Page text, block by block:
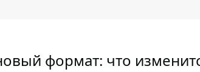
формат: что